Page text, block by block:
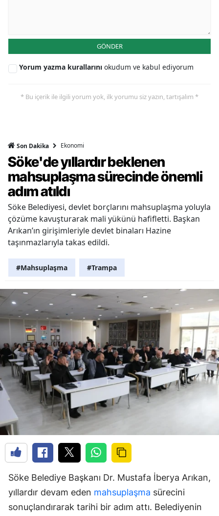
GÖNDER
Yorum yazma kurallarını okudum ve kabul ediyorum
* Bu içerik ile ilgili yorum yok, ilk yorumu siz yazın, tartışalım *
Son Dakika Ekonomi
Söke'de yıllardır beklenen
mahsuplaşma sürecinde önemli
adım atıldı
Söke Belediyesi, devlet borçlarını mahsuplaşma yoluyla
çözüme kavuşturarak mali yükünü hafifletti. Başkan
Arıkan’ın girişimleriyle devlet binaları Hazine
taşınmazlarıyla takas edildi.
#Mahsuplaşma #Trampa
Söke Belediye Başkanı Dr. Mustafa İberya Arıkan,
yıllardır devam eden mahsuplaşma sürecini
sonuçlandırarak tarihi bir adım attı. Belediyenin